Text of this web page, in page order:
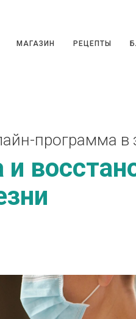
МАГАЗИН РЕЦЕПТЫ
МАГАЗИН РЕЦЕПТЫ
программа в